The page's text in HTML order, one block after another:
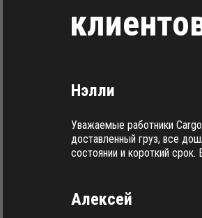
Нэлли
Уважаемые работники
доставленный груз, все
состоянии и короткий
Алексей